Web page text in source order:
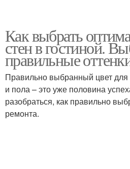
Как выбрать
стен в гостиной.
правильные
Правильно выбранный цвет для
и пола – это уже половина
разобраться, как правильно
ремонта.